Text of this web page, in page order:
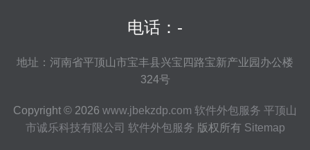
电话：-
地址：河南省平顶山市宝丰县兴宝四路宝新产业园办公楼
324号
Copyright © 2026 www.jbekzdp.com 软件外包服务 平顶山
市诚乐科技有限公司 软件外包服务 版权所有 Sitemap